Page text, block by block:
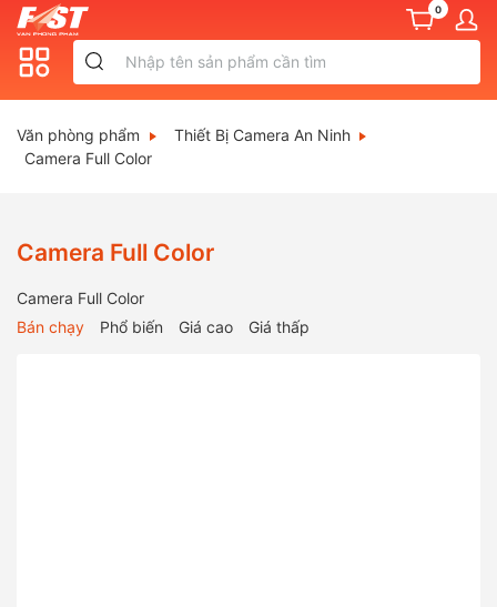
0
Văn phòng phẩm
Thiết Bị Camera An Ninh
Camera Full Color
Camera Full Color
Camera Full Color
Bán chạy
Phổ biến Giá cao Giá thấp